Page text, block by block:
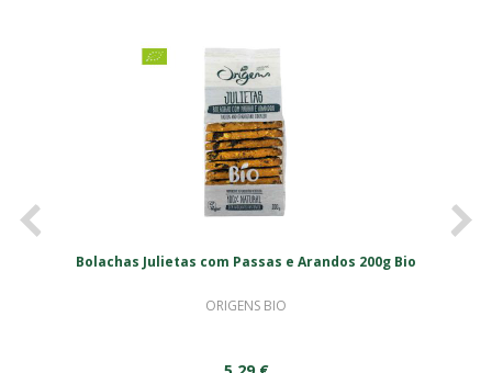
Bolachas Julietas com Passas e Arandos 200g Bio
ORIGENS BIO